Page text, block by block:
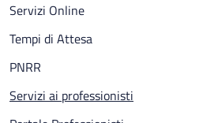
Servizi Online
Tempi di Attesa
PNRR
Servizi ai professionisti